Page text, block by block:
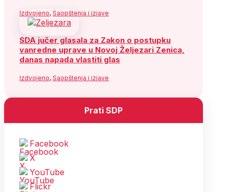
Izdvojeno, Saopštenja i izjave
SDA jučer glasala za Zakon o postupku
vanredne uprave u Novoj Željezari Zenica,
danas napada vlastiti glas
Izdvojeno, Saopštenja i izjave
Prati SDP
Facebook
X
YouTube
Flickr